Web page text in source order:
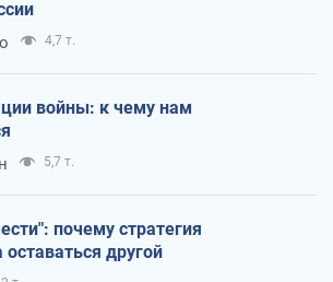
4,7 т.
войны: к чему нам
5,7 т.
почему стратегия
другой